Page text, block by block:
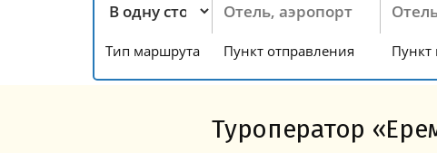
Тип маршрута Пункт отправления Пункт
Туроператор